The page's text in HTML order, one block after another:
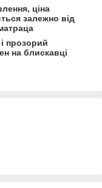
ціна
залежно від
прозорий
на блискавці